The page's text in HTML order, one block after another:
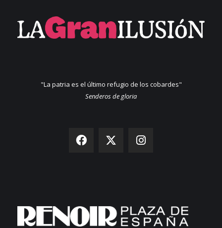
"La patria es el último refugio de los cobardes"
Senderos de gloria